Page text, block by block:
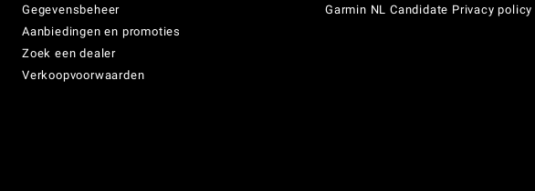
Gegevensbeheer
Aanbiedingen en promoties
Zoek een dealer
Verkoopvoorwaarden
Garmin NL Candidate Privacy policy